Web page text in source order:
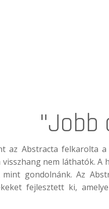
"Jobb
az Abstracta felkarolta a
nem láthatók. A
gondolnánk. Az
fejlesztett ki,